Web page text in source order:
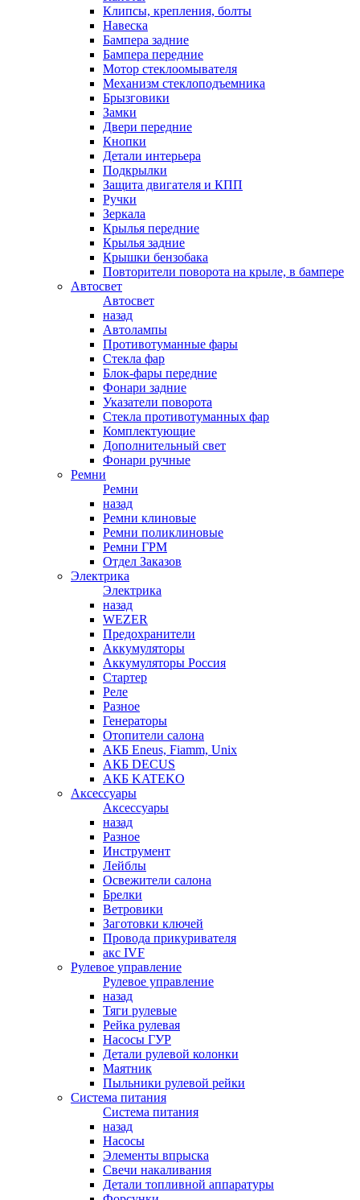
Клипсы, крепления, болты
Навеска
Бампера задние
Бампера передние
Мотор стеклоомывателя
Механизм стеклоподъемника
Брызговики
Замки
Двери передние
Кнопки
Детали интерьера
Подкрылки
Защита двигателя и КПП
Ручки
Зеркала
Крылья передние
Крылья задние
Крышки бензобака
Повторители поворота на крыле, в бампере
Автосвет
Автосвет
назад
Автолампы
Противотуманные фары
Стекла фар
Блок-фары передние
Фонари задние
Указатели поворота
Стекла противотуманных фар
Комплектующие
Дополнительный свет
Фонари ручные
Ремни
Ремни
назад
Ремни клиновые
Ремни поликлиновые
Ремни ГРМ
Отдел Заказов
Электрика
Электрика
назад
WEZER
Предохранители
Аккумуляторы
Аккумуляторы Россия
Стартер
Реле
Разное
Генераторы
Отопители салона
АКБ Eneus, Fiamm, Unix
АКБ DECUS
АКБ KATEKO
Аксессуары
Аксессуары
назад
Разное
Инструмент
Лейблы
Освежители салона
Брелки
Ветровики
Заготовки ключей
Провода прикуривателя
акс IVF
Рулевое управление
Рулевое управление
назад
Тяги рулевые
Рейка рулевая
Насосы ГУР
Детали рулевой колонки
Маятник
Пыльники рулевой рейки
Система питания
Система питания
назад
Насосы
Элементы впрыска
Свечи накаливания
Детали топливной аппаратуры